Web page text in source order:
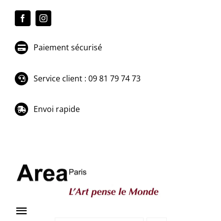
Paiement sécurisé
Service client : 09 81 79 74 73
Envoi rapide